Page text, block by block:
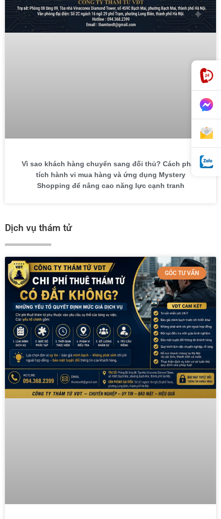
Vì sao khách hàng chuyển sang đối thủ? Cách phân
tích hành vi mua hàng và ứng dụng Mystery
Shopping để nâng cao năng lực cạnh tranh
Dịch vụ thám tử
GÓC TƯ VẤN